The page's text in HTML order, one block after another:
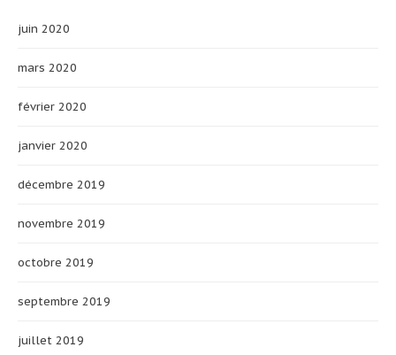
juin 2020
mars 2020
février 2020
janvier 2020
décembre 2019
novembre 2019
octobre 2019
septembre 2019
juillet 2019